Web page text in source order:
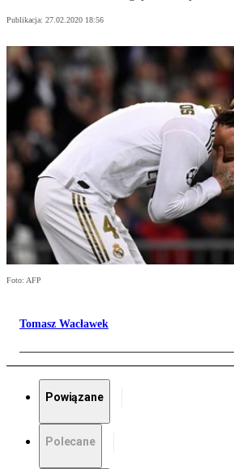
Publikacja: 27.02.2020 18:56
Foto: AFP
Tomasz Wacławek
Powiązane
Polecane